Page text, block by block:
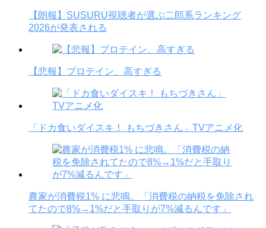
【朗報】SUSURU視聴者が選ぶ二郎系ランキング
2026が発表される
【悲報】プロテイン、高すぎる
「ドカ食いダイスキ！ もちづきさん」TVアニメ化
農家が消費税1% に悲鳴。「消費税の納税を免除され
てたので8%→1%だと手取りが7%減るんです」